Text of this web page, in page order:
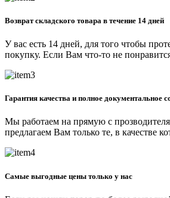
Возврат складского товара в течение 14 дней
У вас есть 14 дней, для того чтобы
покупку. Если Вам что-то не
Гарантия качества и полное документальное
Мы работаем на прямую с
предлагаем Вам только те, в качестве
Самые выгодные цены только у нас